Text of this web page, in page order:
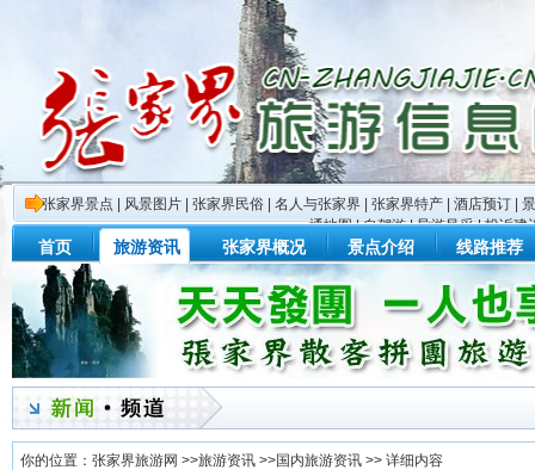
张家界景点 风景图片 张家界民俗 名人与张家界 张家界特产 酒店预订
通地图|自驾游|导游风采|投诉建
首页 旅游资讯 张家界概况 景点介绍 线路推荐
你的位置： 张家界旅游网 >>旅游资讯 >>国内旅游资讯 >> 详细内容